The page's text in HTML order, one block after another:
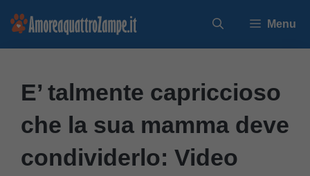
Vai
Menu
E’ talmente capriccioso
che la sua mamma deve
condividerlo: Video